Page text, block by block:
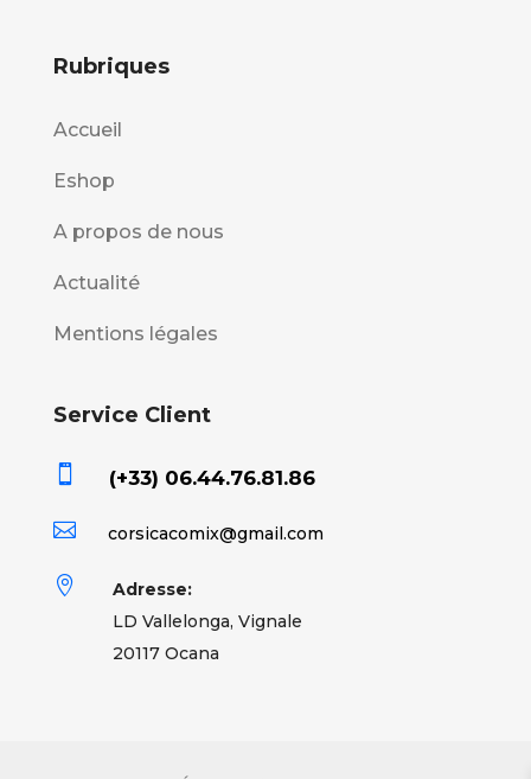
Rubriques
Accueil
Eshop
A propos de nous
Actualité
Mentions légales
Service Client
 (+33) 06.44.76.81.86
 corsicacomix@gmail.com

Adresse:
LD Vallelonga, Vignale
20117 Ocana